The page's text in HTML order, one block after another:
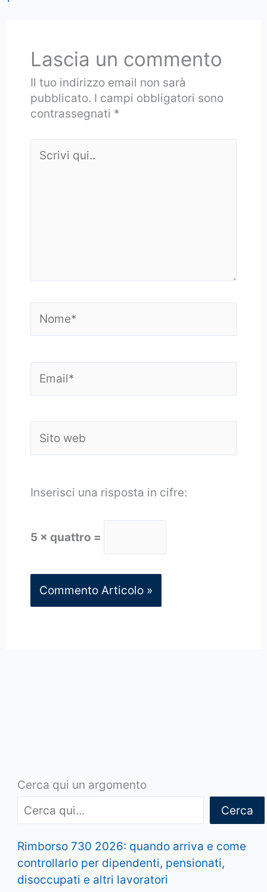
Lascia un commento
Il tuo indirizzo email non sarà
pubblicato. I campi obbligatori sono
contrassegnati *
qui..
web
Inserisci una risposta in cifre:
5 × quattro =
Cerca qui un argomento
Cerca
Rimborso 730 2026: quando arriva e come
controllarlo per dipendenti, pensionati,
disoccupati e altri lavoratori